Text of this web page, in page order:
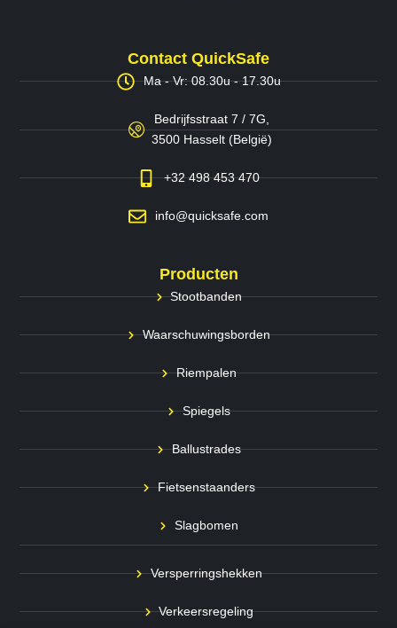
Contact QuickSafe
Ma - Vr: 08.30u - 17.30u
Bedrijfsstraat 7 / 7G,
3500 Hasselt (België)
+32 498 453 470
info@quicksafe.com
Producten
Stootbanden
Waarschuwingsborden
Riempalen
Spiegels
Ballustrades
Fietsenstaanders
Slagbomen
Versperringshekken
Verkeersregeling